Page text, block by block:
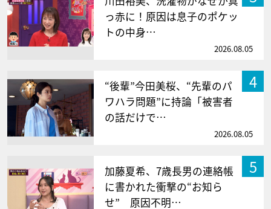
っ赤に！原因は息子のポケッ
トの中身…
2026.08.05
4
“後輩”今田美桜、“先輩のパ
ワハラ問題”に持論「被害者
の話だけで…
2026.08.05
5
加藤夏希、7歳長男の連絡帳
に書かれた衝撃の“お知ら
せ” 原因不明…